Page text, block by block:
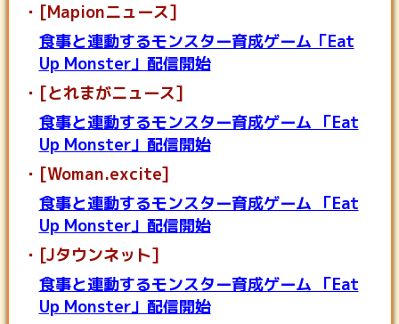
[Mapionニュース]
食事と連動するモンスター育成ゲーム「Eat
Up Monster」配信開始
[とれまがニュース]
食事と連動するモンスター育成ゲーム 「Eat
Up Monster」配信開始
[Woman.excite]
食事と連動するモンスター育成ゲーム 「Eat
Up Monster」配信開始
[Jタウンネット]
食事と連動するモンスター育成ゲーム 「Eat
Up Monster」配信開始